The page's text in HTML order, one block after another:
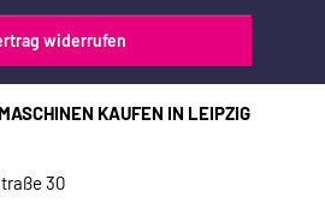
widerrufen
KAUFEN IN LEIPZIG
30